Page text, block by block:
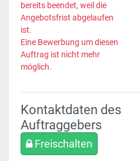
bereits beendet, weil die
Angebotsfrist abgelaufen
ist.
Eine Bewerbung um diesen
Auftrag ist nicht mehr
möglich.
Kontaktdaten des
Auftraggebers
Freischalten